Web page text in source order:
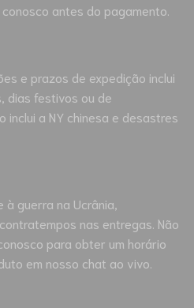
antes do pagamento.
e prazos de expedição inclui
dias festivos ou de
inclui a NY chinesa e desastres
guerra na Ucrânia,
nas entregas. Não
para obter um horário
em nosso chat ao vivo.